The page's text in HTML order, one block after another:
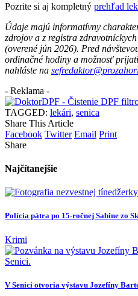
Pozrite si aj kompletný prehľad
Údaje majú informatívny
zdrojov a z registra
(overené jún 2026). Pred
ordinačné hodiny a možnosť
nahláste na
- Reklama -
TAGGED: lekári, senica
Share This Article
Facebook Twitter Email Print
Share
Najčítanejšie
Polícia pátra po 15-ročnej Sabine zo
Krimi
V Senici otvoria výstavu Jozefíny